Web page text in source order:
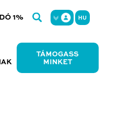
1% HU
TÁMOGASS
MINKET